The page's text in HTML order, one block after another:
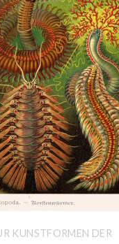
KUNSTFORMEN DER